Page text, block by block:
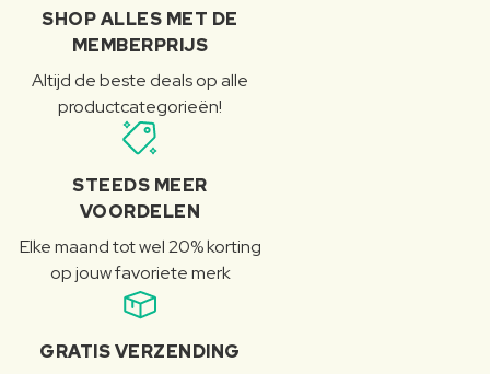
SHOP ALLES MET DE
MEMBERPRIJS
Altijd de beste deals op alle
productcategorieën!
STEEDS MEER
VOORDELEN
Elke maand tot wel 20% korting
op jouw favoriete merk
GRATIS VERZENDING